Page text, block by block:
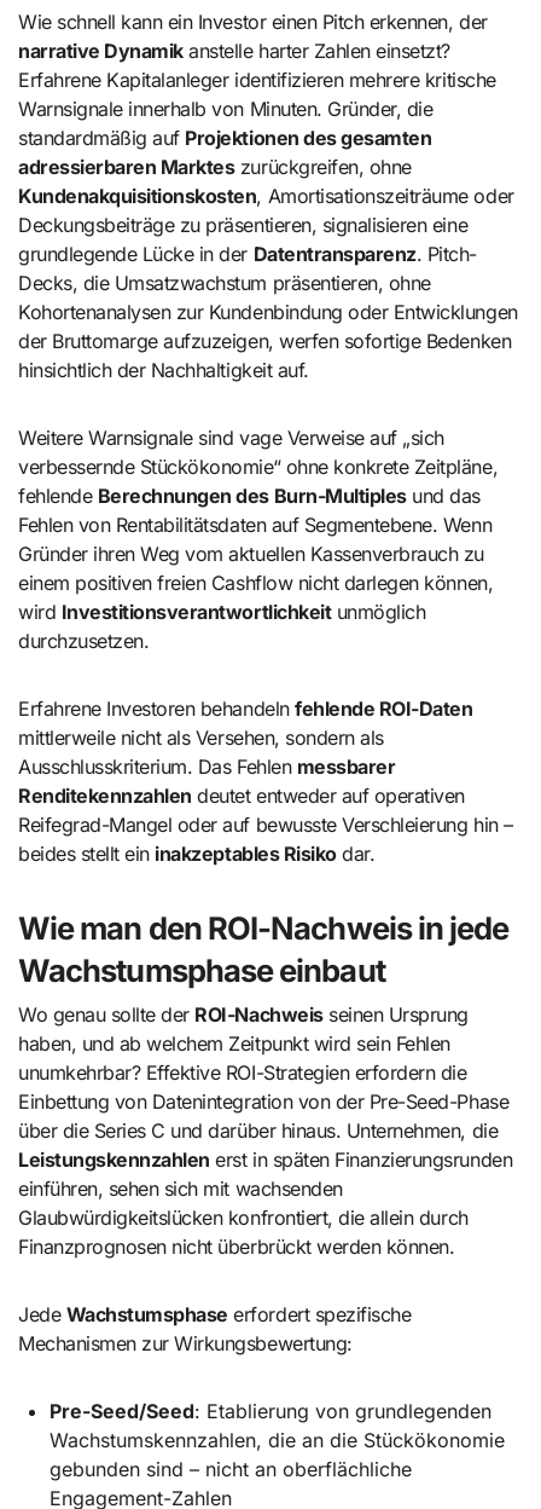
Wie schnell kann ein Investor einen Pitch erkennen, der
narrative Dynamikanstelle harter Zahlen einsetzt?
Erfahrene Kapitalanleger identifizieren mehrere kritische
Warnsignale innerhalb von Minuten. Gründer, die
standardmäßig auf Projektionen des gesamten
adressierbaren Markteszurückgreifen, ohne
Kundenakquisitionskosten, Amortisationszeiträume oder
Deckungsbeiträge zu präsentieren, signalisieren eine
grundlegende Lücke in der Datentransparenz. Pitch-
Decks, die Umsatzwachstum präsentieren, ohne
Kohortenanalysen zur Kundenbindung oder Entwicklungen
der Bruttomarge aufzuzeigen, werfen sofortige Bedenken
hinsichtlich der Nachhaltigkeit auf.
Weitere Warnsignale sind vage Verweise auf „sich
verbessernde Stückökonomie“ ohne konkrete Zeitpläne,
fehlende Berechnungen des Burn-Multiplesund das
Fehlen von Rentabilitätsdaten auf Segmentebene. Wenn
Gründer ihren Weg vom aktuellen Kassenverbrauch zu
einem positiven freien Cashflow nicht darlegen können,
wird Investitionsverantwortlichkeitunmöglich
durchzusetzen.
Erfahrene Investoren behandelnfehlende ROI-Daten
mittlerweile nicht als Versehen, sondern als
Ausschlusskriterium. Das Fehlen messbarer
Renditekennzahlen deutet entweder auf operativen
Reifegrad-Mangel oder auf bewusste Verschleierung hin –
beides stellt ein inakzeptables Risikodar.
Wie man den ROI-Nachweis in jede
Wachstumsphase einbaut
Wo genau sollte der ROI-Nachweisseinen Ursprung
haben, und ab welchem Zeitpunkt wird sein Fehlen
unumkehrbar? Effektive ROI-Strategien erfordern die
Einbettung von Datenintegration von der Pre-Seed-Phase
über die Series C und darüber hinaus. Unternehmen, die
Leistungskennzahlen erst in späten Finanzierungsrunden
einführen, sehen sich mit wachsenden
Glaubwürdigkeitslücken konfrontiert, die allein durch
Finanzprognosen nicht überbrückt werden können.
Jede Wachstumsphase erfordert spezifische
Mechanismen zur Wirkungsbewertung:
Pre-Seed/Seed: Etablierung von grundlegenden
Wachstumskennzahlen, die an die Stückökonomie
gebunden sind – nicht an oberflächliche
Engagement-Zahlen